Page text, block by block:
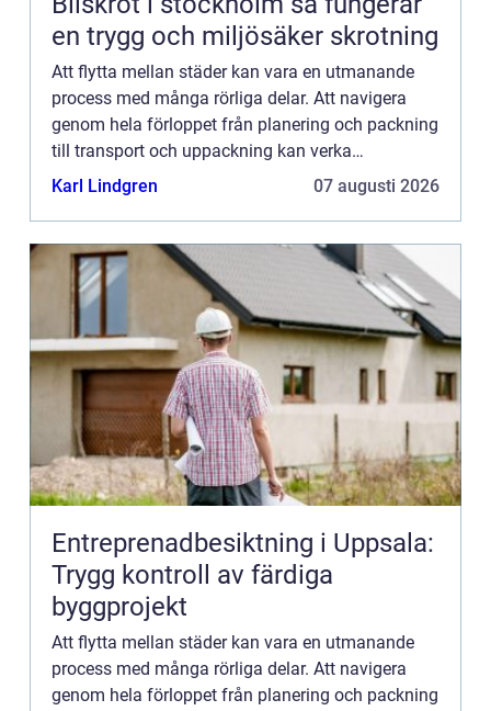
en trygg och miljösäker skrotning
Att flytta mellan städer kan vara en utmanande
process med många rörliga delar. Att navigera
genom hela förloppet från planering och packning
till transport och uppackning kan verka
överväldigande. I den här ...
Karl Lindgren 07 augusti 2026
Entreprenadbesiktning i Uppsala:
Trygg kontroll av färdiga
byggprojekt
Att flytta mellan städer kan vara en utmanande
process med många rörliga delar. Att navigera
genom hela förloppet från planering och packning